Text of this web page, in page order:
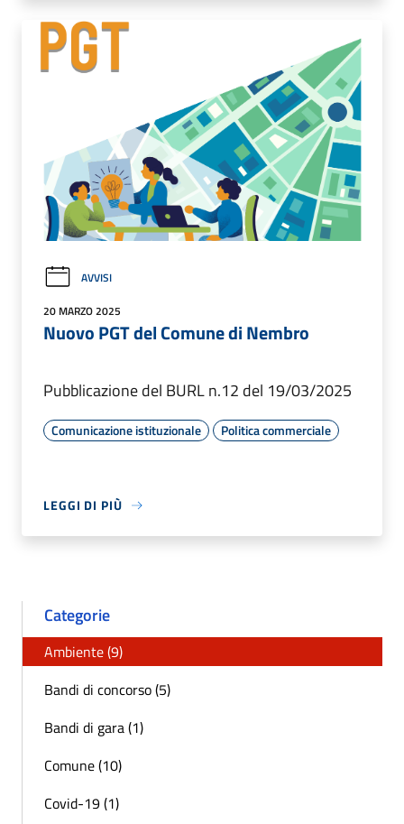
AVVISI
20 MARZO 2025
Nuovo PGT del Comune di Nembro
Pubblicazione del BURL n.12 del 19/03/2025
Comunicazione istituzionale Politica commerciale
LEGGI DI PIÙ
Categorie
Ambiente (9)
Bandi di concorso (5)
Bandi di gara (1)
Comune (10)
Covid-19 (1)